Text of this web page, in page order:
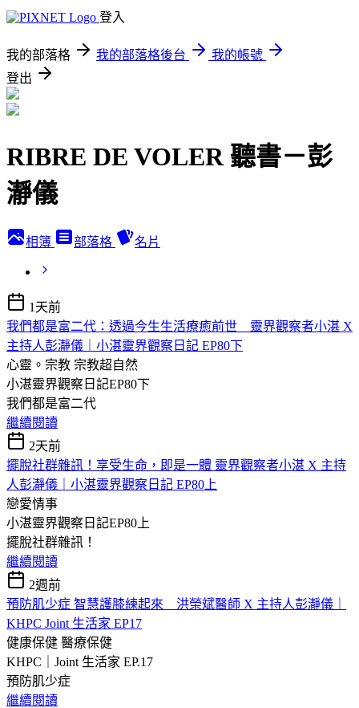
登入
我的部落格 我的部落格後台
我的帳號
登出
RIBRE DE VOLER 聽書－彭
瀞儀
相簿 部落格 名片
1天前
我們都是富二代：透過今生生活療癒前世 靈界觀察者小湛 X
主持人彭瀞儀｜小湛靈界觀察日記 EP80下
心靈。宗教 宗教超自然
小湛靈界觀察日記EP80下
我們都是富二代
繼續閱讀
2天前
擺脫社群雜訊！享受生命，即是一體 靈界觀察者小湛 X 主持
人彭瀞儀｜小湛靈界觀察日記 EP80上
戀愛情事
小湛靈界觀察日記EP80上
擺脫社群雜訊！
繼續閱讀
2週前
預防肌少症 智慧護膝練起來 洪榮斌醫師 X 主持人彭瀞儀｜
KHPC Joint 生活家 EP17
健康保健 醫療保健
KHPC｜Joint 生活家 EP.17
預防肌少症
繼續閱讀